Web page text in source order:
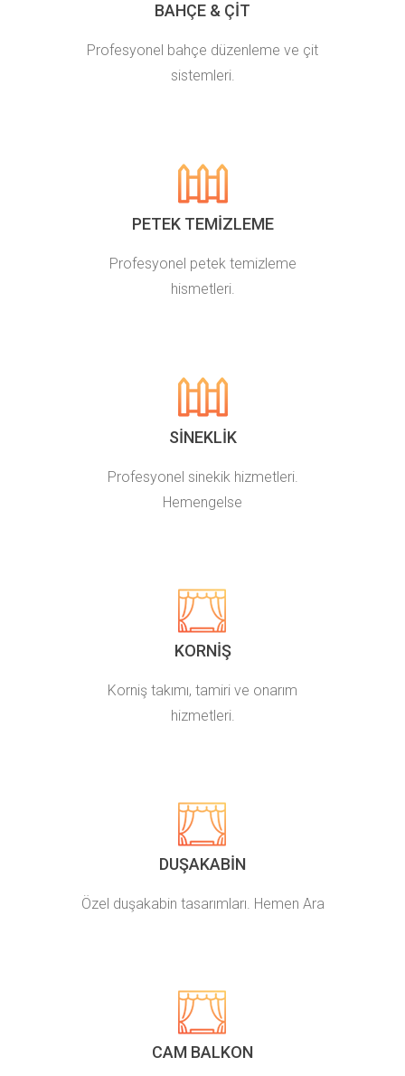
BAHÇE & ÇIT
Profesyonel bahçe düzenleme ve çit
sistemleri.
PETEK TEMIZLEME
Profesyonel petek temizleme
hismetleri.
SINEKLIK
Profesyonel sinekik hizmetleri.
Hemengelse
KORNIŞ
Korniş takımı, tamiri ve onarım
hizmetleri.
DUŞAKABIN
Özel duşakabin tasarımları. Hemen Ara
CAM BALKON